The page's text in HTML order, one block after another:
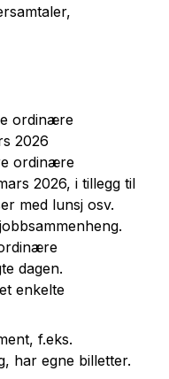
ordinære
2026
ordinære
2026, i tillegg til
med lunsj osv.
dagen.
enkelte
f.eks.
har egne billetter.